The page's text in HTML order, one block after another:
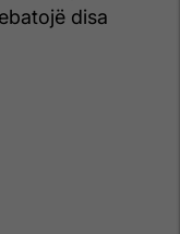
disa